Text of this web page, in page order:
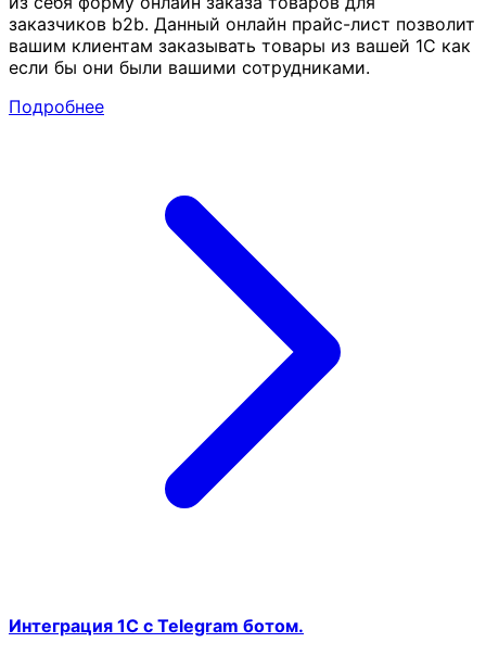
заказчиков b2b. Данный онлайн прайс-лист позволит
вашим клиентам заказывать товары из вашей 1С как
если бы они были вашими сотрудниками.
Подробнее
Интеграция 1С с Telegram ботом.